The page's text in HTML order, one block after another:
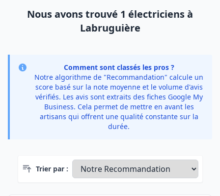
Nous avons trouvé 1 électriciens à
Labruguière
Comment sont classés les pros ?
Notre algorithme de "Recommandation" calcule un
score basé sur la note moyenne et le volume d'avis
vérifiés. Les avis sont extraits des fiches Google My
Business. Cela permet de mettre en avant les
artisans qui offrent une qualité constante sur la
durée.
Trier par :